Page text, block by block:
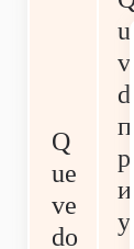
Q
ue
ve
do
ue
ve
do
п
р
и
уч